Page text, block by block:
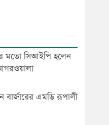
মতো সিআইপি হলেন
বার্জারের এমডি রূপালী